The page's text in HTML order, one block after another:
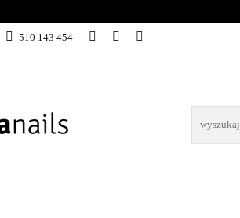
510 143 454KATEGORIE